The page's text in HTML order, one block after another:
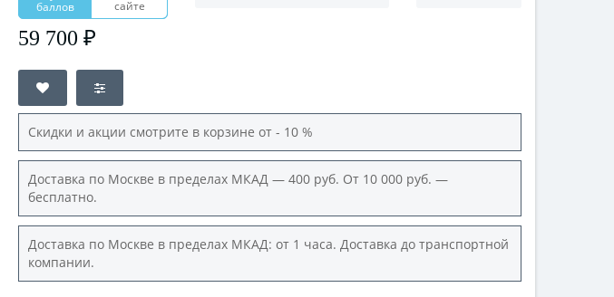
баллов
сайте
59 700 ₽
Скидки и акции смотрите в корзине от - 10 %
Доставка по Москве в пределах МКАД — 400 руб. От 10 000 руб. —
бесплатно.
Доставка по Москве в пределах МКАД: от 1 часа. Доставка до транспортной
компании.